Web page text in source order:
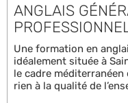
ANGLAIS
Une formation en
idéalement située à
le cadre méditerranéen
rien à la qualité de